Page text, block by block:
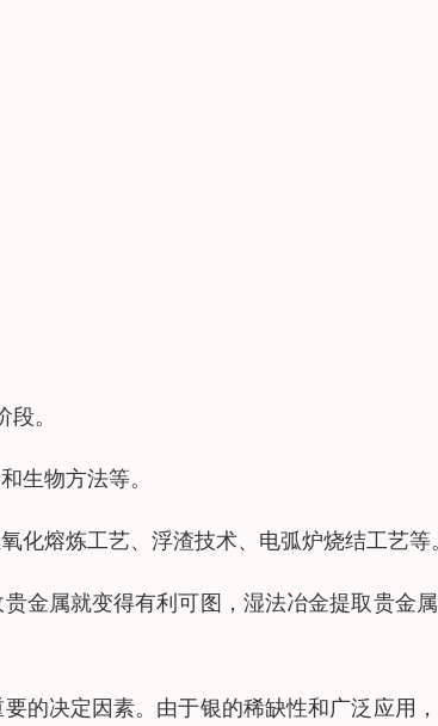
。
生物方法等。
化熔炼工艺、浮渣技术、电弧炉烧结工艺等
金属就变得有利可图，湿法冶金提取贵金
的决定因素。由于银的稀缺性和广泛应用